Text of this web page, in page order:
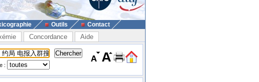
Outils Contact
Concordance Aide
: